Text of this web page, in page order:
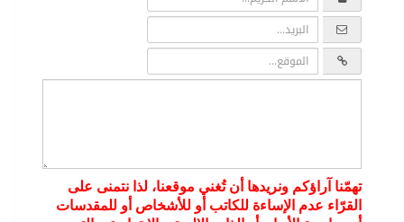
تهمّنا آراؤكم ونريدها أن تُغني موقعنا، لذا نتمنى على
القرّاء عدم الإساءة للكاتب أو للأشخاص أو للمقدسات